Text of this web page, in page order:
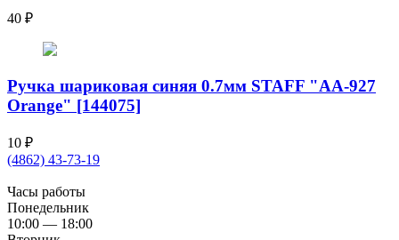
40 ₽
Ручка шариковая синяя 0.7мм STAFF "AA-927
Orange" [144075]
10 ₽
(4862) 43-73-19
Часы работы
Понедельник
10:00 — 18:00